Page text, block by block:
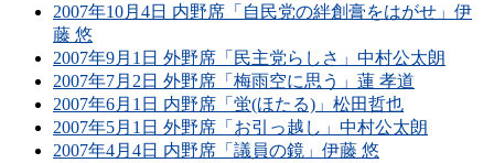
2007年10月4日 内野席「自民党の絆創膏をはがせ」伊
藤 悠
2007年9月1日 外野席「民主党らしさ」中村公太朗
2007年7月2日 外野席「梅雨空に思う」蓮 孝道
2007年6月1日 内野席「蛍(ほたる)」松田哲也
2007年5月1日 外野席「お引っ越し」中村公太朗
2007年4月4日 内野席「議員の鏡」伊藤 悠